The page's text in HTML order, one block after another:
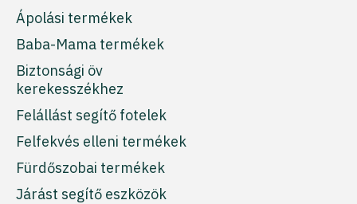
Ápolási termékek
Baba-Mama termékek
Biztonsági öv
kerekesszékhez
Felállást segítő fotelek
Felfekvés elleni termékek
Fürdőszobai termékek
Járást segítő eszközök